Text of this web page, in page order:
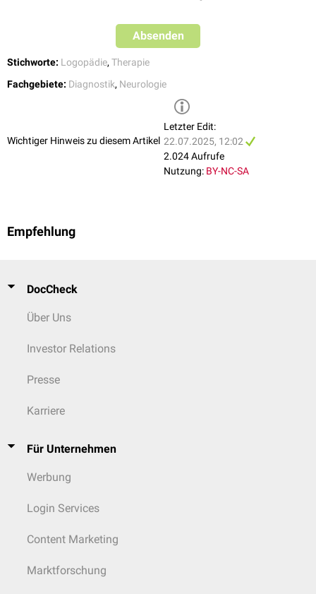
Von Tiling, J. (2019). Stottern (Redeflussstörung mit Beginn in der
Kindheit). In Lehrbuch der Verhaltenstherapie, Band 3:
Psychologische Therapie bei Indikationen im Kindes-und Jugendalter
Absenden
Stichworte: Logopädie, Therapie
Fachgebiete: Diagnostik, Neurologie
Wichtiger Hinweis zu diesem Artikel
Letzter Edit:
22.07.2025, 12:02
2.024 Aufrufe
Nutzung: BY-NC-SA
Empfehlung
DocCheck
Über Uns
Investor Relations
Presse
Karriere
Für Unternehmen
Werbung
Login Services
Content Marketing
Marktforschung